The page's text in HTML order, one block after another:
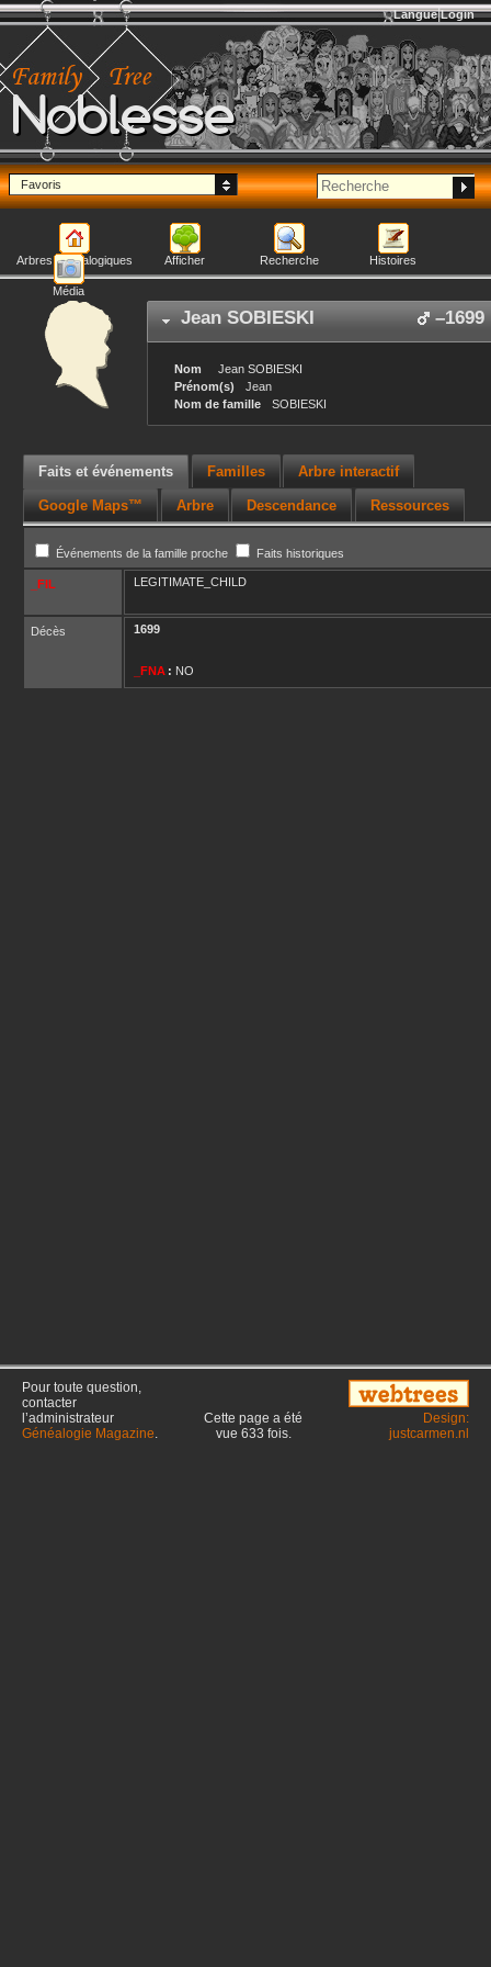
Noblesse
Langue Login
Favoris
Arbres généalogiques Afficher Recherche Histoires
Média
Jean SOBIESKI –1699
Nom Jean SOBIESKI
Prénom(s)
Jean
Nom de famille
SOBIESKI
Faits et événements Familles Arbre interactif
Google Maps™ Arbre Descendance Ressources
Événements de la famille proche Faits historiques
_FIL LEGITIMATE_CHILD
Décès 1699
_FNA : NO
Pour toute question,
contacter
l’administrateur
Généalogie Magazine.
Cette page a été
vue 633 fois.
Design:
justcarmen.nl